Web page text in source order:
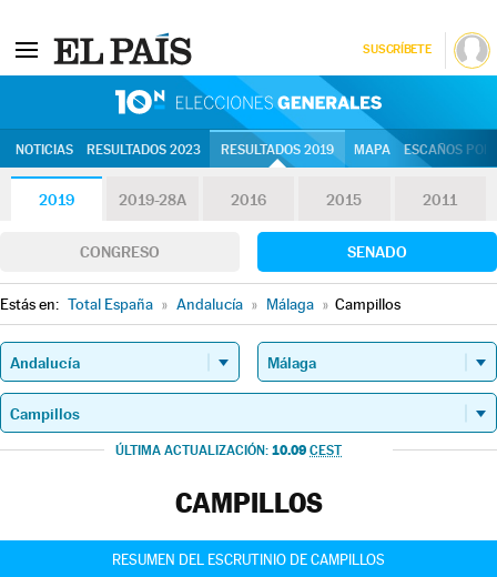
SUSCRÍBETE
NOTICIAS RESULTADOS 2023 RESULTADOS 2019 MAPA ESCAÑOS
2019 2019-28A 2016 2015 2011
CONGRESO SENADO
Estás en: Total España » Andalucía » Málaga » Campillos
ÚLTIMA ACTUALIZACIÓN: 10.09 CEST
CAMPILLOS
RESUMEN DEL ESCRUTINIO DE CAMPILLOS